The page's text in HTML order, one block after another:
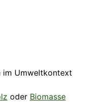
im Umweltkontext
oder Biomasse